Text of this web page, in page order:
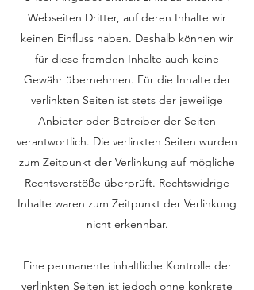
Webseiten Dritter, auf deren Inhalte wir
keinen Einfluss haben. Deshalb können wir
für diese fremden Inhalte auch keine
Gewähr übernehmen. Für die Inhalte der
verlinkten Seiten ist stets der jeweilige
Anbieter oder Betreiber der Seiten
verantwortlich. Die verlinkten Seiten wurden
zum Zeitpunkt der Verlinkung auf mögliche
Rechtsverstöße überprüft. Rechtswidrige
Inhalte waren zum Zeitpunkt der Verlinkung
nicht erkennbar.
Eine permanente inhaltliche Kontrolle der
verlinkten Seiten ist jedoch ohne konkrete